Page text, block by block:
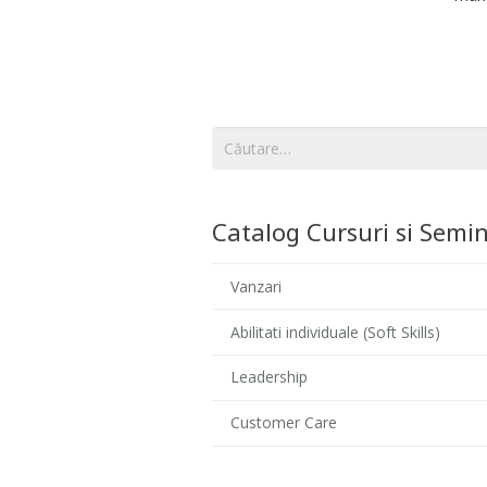
Caută
Catalog Cursuri si
Vanzari
Abilitati individuale (Soft Skills)
Leadership
Customer Care